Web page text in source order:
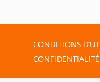
CONDITIONS
CONFIDENTIALITÉ